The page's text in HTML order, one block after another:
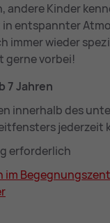
andere Kinder
entspannter
immer wieder
gerne vorbei!
7 Jahren
innerhalb des
jederzeit
erforderlich
im